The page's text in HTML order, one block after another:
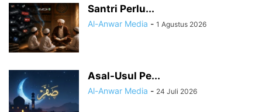
Santri Perlu...
Al-Anwar Media - 1 Agustus 2026
Asal-Usul Pe...
Al-Anwar Media - 24 Juli 2026